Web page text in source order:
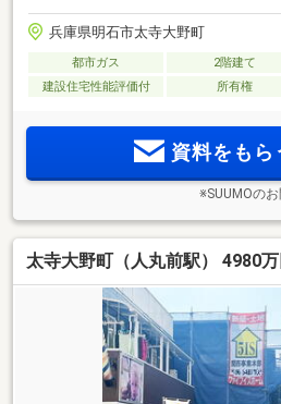
兵庫県明石市太寺大野町
都市ガス 2階建て
建設住宅性能評価付
所有権
資料をも
※SUUMOの
太寺大野町（人丸前駅） 4980万